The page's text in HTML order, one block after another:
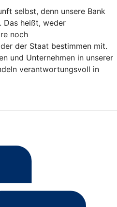
selbst, denn unsere Bank
Das heißt, weder
noch
der Staat bestimmen mit.
und Unternehmen in unserer
verantwortungsvoll in